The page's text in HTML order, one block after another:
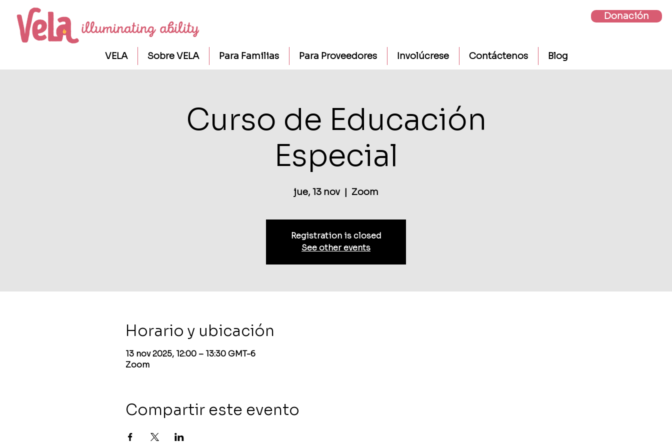
Donación
VELA Sobre VELA Para Familias Para Proveedores Involúcrese Contáctenos Blog
Curso de Educación
Especial
jue, 13 nov
  |
Zoom
Registration is closed
See other events
Horario y ubicación
13 nov 2025, 12:00 – 13:30 GMT-6
Zoom
Compartir este evento